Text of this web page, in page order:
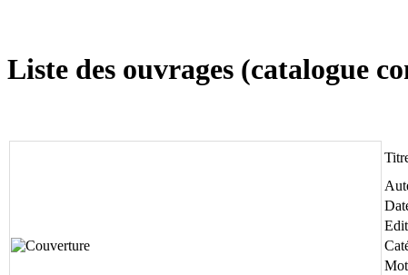
Liste des ouvrages (catalogue